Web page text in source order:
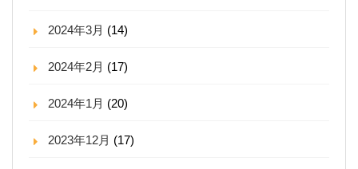
2024年3月 (14)
2024年2月 (17)
2024年1月 (20)
2023年12月 (17)